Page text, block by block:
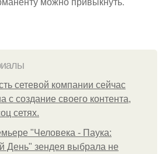
сетевой компании сейчас
с создание своего контента,
сетях.
"Человека - Паука:
зендея выбрала не